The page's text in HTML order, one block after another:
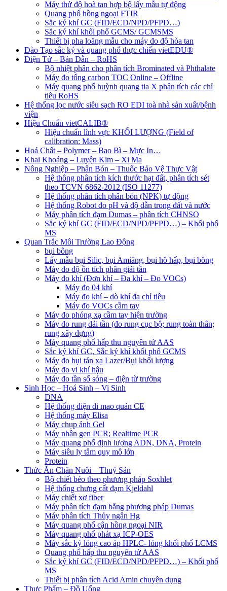
Máy thử độ hoà tan hợp bộ lấy mẫu tự động
Quang phổ hồng ngoại FTIR
Sắc ký khí GC (FID/ECD/NPD/PFPD…)
Sắc ký khí khối phổ GCMS/ GCMSMS
Thiết bị pha loãng mẫu cho máy đo độ hòa tan
Đào Tạo sắc ký và quang phổ thực chiến vietEDU®
Điện Tử – Bán Dẫn – RoHS
Bộ nhiệt phân cho phân tích Brominated và Phthalate
Máy đo tổng carbon TOC Online – Offline
Máy quang phổ huỳnh quang tia X phân tích các chỉ
tiêu RoHS
Hệ thống lọc nước siêu sạch RO EDI​​ toà nhà sản xuất/bệnh
viện
Hiệu Chuẩn vietCALIB®
Hiệu chuẩn lĩnh vực KHỐI LƯỢNG (Field of
calibration: Mass)
Hoá Chất – Polymer – Bao Bì – Mực In…
Khai Khoáng – Luyện Kim – Xi Mạ
Nông Nghiệp – Phân Bón – Thuốc Bảo Vệ Thực Vật
Hệ thông phân tích kích thước hạt đất, phân tích sét
theo TCVN 6862-2012 (ISO 11277)
Hệ thống phân tích phân bón (NPK) tự động
Hệ thống Robot đo pH và độ dẫn trong đất và nước
Máy phân tích đạm Dumas – phân tích CHNSO
Sắc ký khí GC (FID/ECD/NPD/PFPD…) – Khối phổ
MS
Quan Trắc Môi Trường Lao Động
bụi bông
Lấy mẫu bụi Silic, bụi Amiăng, bụi hô hấp, bụi bông
Máy đo độ ồn tích phân giải tần
Máy đo khí (Đơn khí – Đa khí – Đo VOCs)
Máy đo 04 khí
Máy đo khí – dò khí đa chỉ tiêu
Máy đo VOCs cầm tay
Máy đo phóng xạ cầm tay hiện trường
Máy đo rung dải tần (đo rung cục bộ; rung toàn thân;
rung xây dựng)
Máy quang phổ hấp thu nguyên tử AAS
Sắc ký khí GC, Sắc ký khí khối phổ GCMS
Máy đo bụi tán xạ Lazer/Bụi khối lượng
Máy đo vi khí hậu
Máy đo tần số sóng – điện từ trường
Sinh Học – Hoá Sinh – Vi Sinh
DNA
Hệ thống điện di mao quản CE
Hệ thống máy Elisa
Máy chụp ảnh Gel
Máy nhân gen PCR; Realtime PCR
Máy quang phổ định lượng ADN, DNA, Protein
Máy siêu ly tâm quy mô lớn
Protein
Thức Ăn Chăn Nuôi – Thuỷ Sản
Bộ chiết béo theo phương pháp Soxhlet
Hệ thống chưng cất đạm Kjeldahl
Máy chiết xơ fiber
Máy phân tích đạm bằng phương pháp Dumas
Máy phân tích Thủy ngân Hg
Máy quang phổ cận hồng ngoại NIR
Máy quang phổ phát xạ ICP-OES
Máy sắc ký lỏng cao áp HPLC- lỏng khối phổ LCMS
Quang phổ hấp thu nguyên tử AAS
Sắc ký khí GC (FID/ECD/NPD/PFPD…) – Khối phổ
MS
Thiết bị phân tích Acid Amin chuyên dụng
Thực Phẩm – Đồ Uống